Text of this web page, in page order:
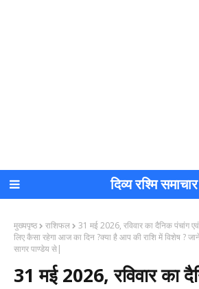
दिव्य रश्मि समाचार
मुख्यपृष्ठ राशिफल
31 मई 2026, रविवार का दैनिक पंचांग
लिए कैसा रहेगा आज का दिन ?क्या है आप की राशि में विशेष ? जाने
सागर पाण्डेय से|
31 मई 2026, रविवार का